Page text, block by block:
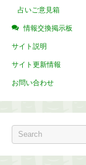
占いご意見箱
情報交換掲示板
サイト説明
サイト更新情報
お問い合わせ